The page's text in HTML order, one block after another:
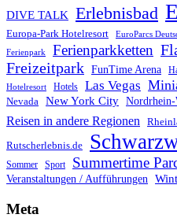
DIVE TALK Erlebnisbad
Europa-Park Hotelresort EuroParcs
Ferienpark Ferienparkketten
Freizeitpark FunTime Arena
Hotelresort Hotels Las Vegas
Nevada New York City Nordrhein-
Reisen in andere Regionen
Rutscherlebnis.de
Sommer
Sport Summertime
Veranstaltungen / Aufführungen
Meta